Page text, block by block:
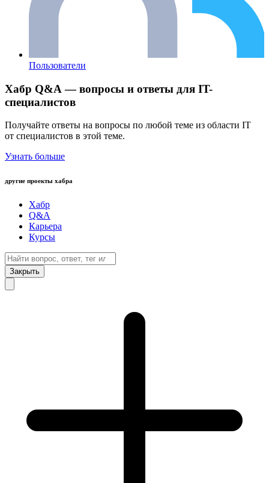
Пользователи
Хабр Q&A — вопросы и ответы для IT-
специалистов
Получайте ответы на вопросы по любой теме из области IT
от специалистов в этой теме.
Узнать больше
другие проекты хабра
Хабр
Q&A
Карьера
Курсы
Закрыть